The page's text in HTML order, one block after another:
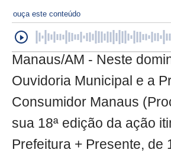
ouça este conteúdo
Manaus/AM - Neste
Ouvidoria Municipal e a
Consumidor Manaus
sua 18ª edição da ação
Prefeitura + Presente, de